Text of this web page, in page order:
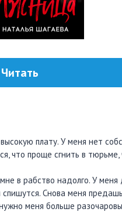
Читать
плату. У меня нет
что проще сгнить в
в рабство надолго. У меня
Снова меня
меня больше